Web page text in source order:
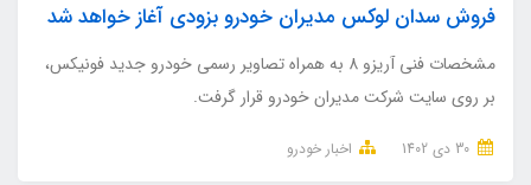
فروش سدان لوکس مدیران خودرو بزودی آغاز خواهد شد
مشخصات فنی آریزو 8 به همراه تصاویر رسمی خودرو جدید فونیکس،
بر روی سایت شرکت مدیران خودرو قرار گرفت.
اخبار خودرو